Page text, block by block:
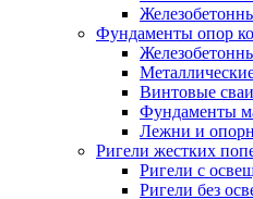
Фундаменты опор
Винтовые
Фундаменты
Лежни и
Ригели жестких
Ригели с
Ригели без